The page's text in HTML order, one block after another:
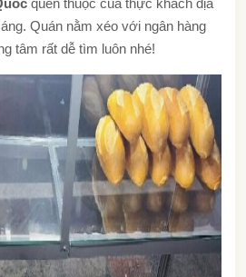
Quán nằm xéo với ngân hàng
tâm rất dễ tìm luôn nhé!